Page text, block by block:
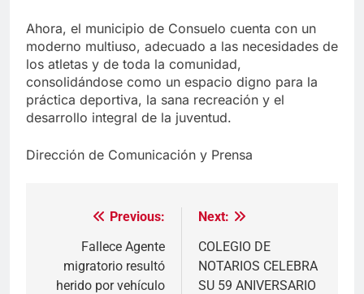
Ahora, el municipio de Consuelo cuenta con un
moderno multiuso, adecuado a las necesidades de
los atletas y de toda la comunidad,
consolidándose como un espacio digno para la
práctica deportiva, la sana recreación y el
desarrollo integral de la juventud.
Dirección de Comunicación y Prensa
Navegación
entradas
Previous:
Fallece Agente
migratorio resultó
herido por vehículo
Next:
COLEGIO DE
NOTARIOS CELEBRA
SU 59 ANIVERSARIO